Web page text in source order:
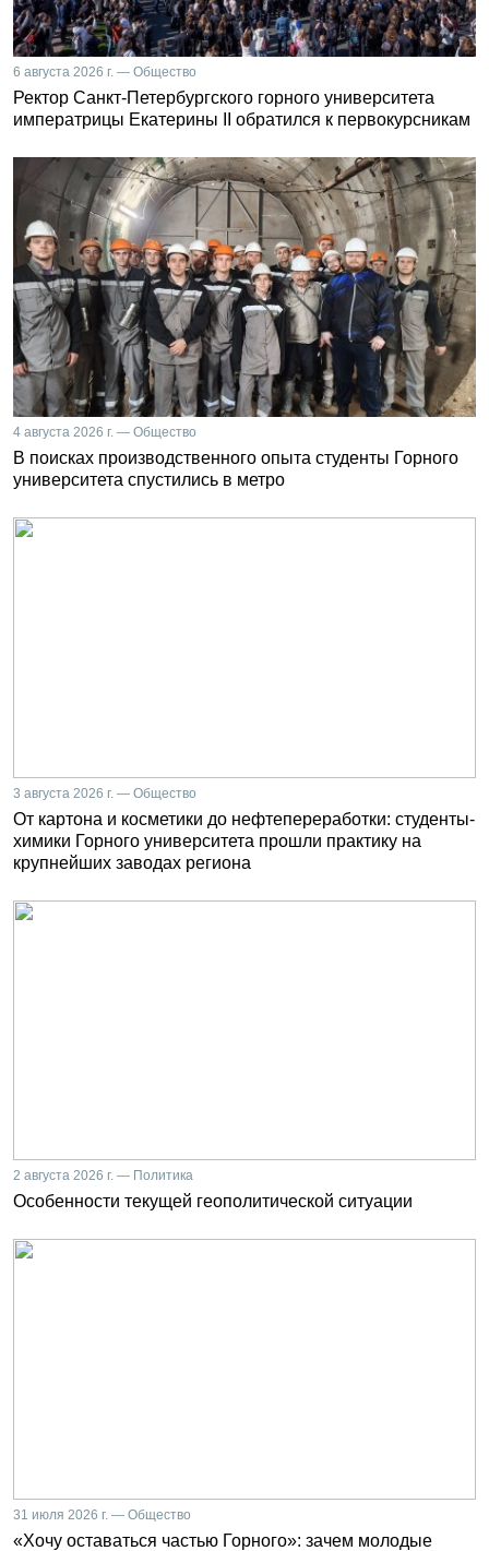
6 августа 2026 г. — Общество
Ректор Санкт-Петербургского горного университета
императрицы Екатерины II обратился к первокурсникам
4 августа 2026 г. — Общество
В поисках производственного опыта студенты Горного
университета спустились в метро
3 августа 2026 г. — Общество
От картона и косметики до нефтепереработки: студенты-
химики Горного университета прошли практику на
крупнейших заводах региона
2 августа 2026 г. — Политика
Особенности текущей геополитической ситуации
31 июля 2026 г. — Общество
«Хочу оставаться частью Горного»: зачем молодые